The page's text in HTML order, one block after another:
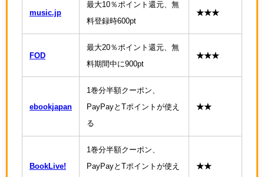
music.jp
最大10％ポイント還元、無
料登録時600pt
★★★
FOD
最大20％ポイント還元、無
料期間中に900pt
★★★
ebookjapan
1巻分半額クーポン、
PayPayとTポイントが使え
る
★★
BookLive!
1巻分半額クーポン、
PayPayとTポイントが使え ★★